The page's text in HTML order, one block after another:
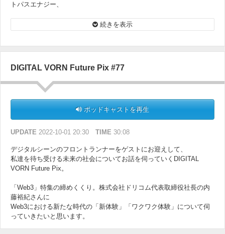
トパスエナジー、
続きを表示
DIGITAL VORN Future Pix #77
ポッドキャストを再生
UPDATE 2022-10-01 20:30 TIME 30:08
デジタルシーンのフロントランナーをゲストにお迎えして、
私達を待ち受ける未来の社会についてお話を伺っていくDIGITAL
VORN Future Pix。
「Web3」特集の締めくくり。株式会社ドリコム代表取締役社長の内
藤裕紀さんに
Web3における新たな時代の「新体験」「ワクワク体験」について伺
っていきたいと思います。